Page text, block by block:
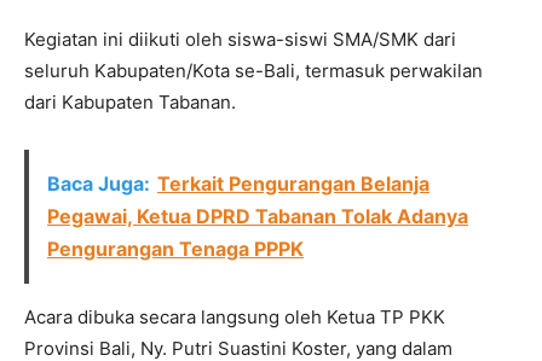
Kegiatan ini diikuti oleh siswa-siswi SMA/SMK dari
seluruh Kabupaten/Kota se-Bali, termasuk perwakilan
dari Kabupaten Tabanan.
Baca Juga: Terkait Pengurangan Belanja
Pegawai, Ketua DPRD Tabanan Tolak Adanya
Pengurangan Tenaga PPPK
Acara dibuka secara langsung oleh Ketua TP PKK
Provinsi Bali, Ny. Putri Suastini Koster, yang dalam